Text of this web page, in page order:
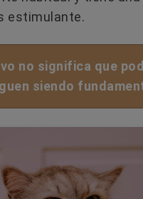
estimulante.
no significa que
siendo